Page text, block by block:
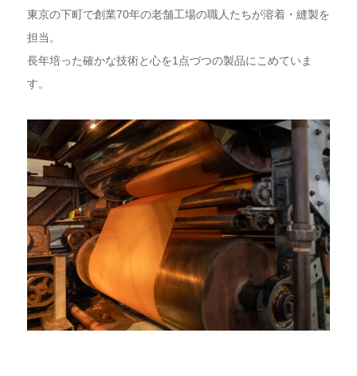
東京の下町で創業70年の老舗工場の職人たちが溶着・縫製を
担当。
長年培った確かな技術と心を1点づつの製品にこめていま
す。